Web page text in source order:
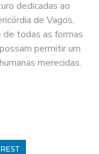
dedicadas ao
de Vagos,
todas as formas
permitir um
merecidas.